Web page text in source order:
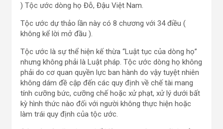
) Tộc ước dòng họ Đỗ, Đậu Việt Nam.
Tộc ước dự thảo lần này có 8 chương với 34 điều (
không kể lời mở đầu ).
Tộc ước là sự thể hiện kế thừa “Luật tục của dòng họ”
nhưng không phải là Luật pháp. Tộc ước dòng họ không
phải do cơ quan quyền lực ban hành do vậy tuyệt nhiên
không dám đề cập đến các quy định về chế tài mang
tính cưỡng bức, cưỡng chế hoặc xử phạt, xử lý dưới bất
kỳ hình thức nào đối với người không thực hiện hoặc
làm trái quy định của tộc ước.